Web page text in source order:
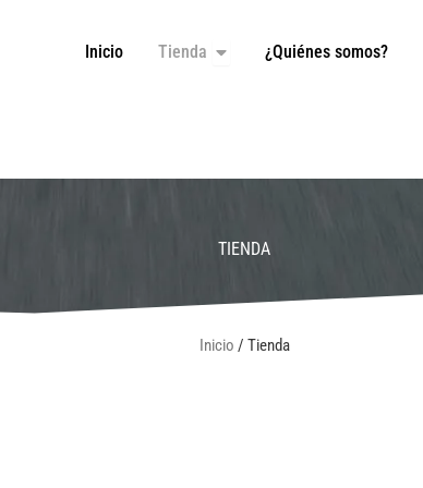
Inicio Tienda Open Tienda¿Quiénes somos?
TIENDA
Inicio / Tienda